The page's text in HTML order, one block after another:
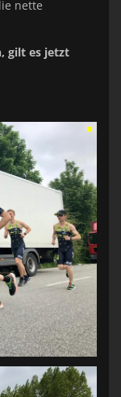
nette
gilt es jetzt